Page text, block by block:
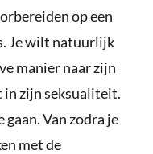
op een
Je wilt natuurlijk
manier naar zijn
in zijn seksualiteit.
gaan. Van zodra je
met de